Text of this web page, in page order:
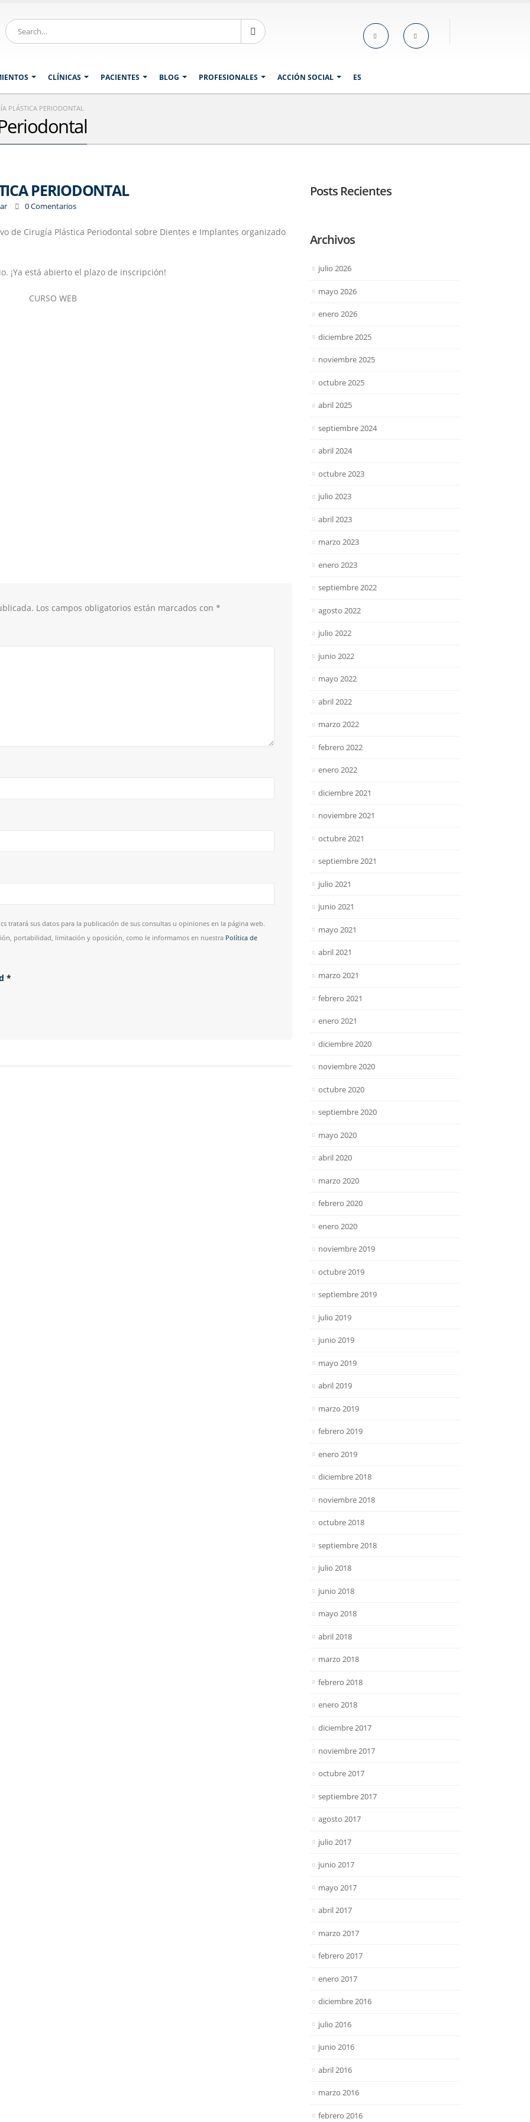
CLÍNICAS PACIENTES BLOG PROFESIONALES ACCIÓN SOCIAL ES
PLÁSTICA PERIODONTAL
PERIODONTAL
0 Comentarios
de Cirugía Plástica Periodontal sobre Dientes e Implantes organizado
¡Ya está abierto el plazo de inscripción!
Los campos obligatorios están marcados con *
tratará sus datos para la publicación de sus consultas u opiniones en la página web.
portabilidad, limitación y oposición, como le informamos en nuestra Política de
*
Posts Recientes
Archivos
julio 2026
mayo 2026
enero 2026
diciembre 2025
noviembre 2025
octubre 2025
abril 2025
septiembre 2024
abril 2024
octubre 2023
julio 2023
abril 2023
marzo 2023
enero 2023
septiembre 2022
agosto 2022
julio 2022
junio 2022
mayo 2022
abril 2022
marzo 2022
febrero 2022
enero 2022
diciembre 2021
noviembre 2021
octubre 2021
septiembre 2021
julio 2021
junio 2021
mayo 2021
abril 2021
marzo 2021
febrero 2021
enero 2021
diciembre 2020
noviembre 2020
octubre 2020
septiembre 2020
mayo 2020
abril 2020
marzo 2020
febrero 2020
enero 2020
noviembre 2019
octubre 2019
septiembre 2019
julio 2019
junio 2019
mayo 2019
abril 2019
marzo 2019
febrero 2019
enero 2019
diciembre 2018
noviembre 2018
octubre 2018
septiembre 2018
julio 2018
junio 2018
mayo 2018
abril 2018
marzo 2018
febrero 2018
enero 2018
diciembre 2017
noviembre 2017
octubre 2017
septiembre 2017
agosto 2017
julio 2017
junio 2017
mayo 2017
abril 2017
marzo 2017
febrero 2017
enero 2017
diciembre 2016
julio 2016
junio 2016
abril 2016
marzo 2016
febrero 2016